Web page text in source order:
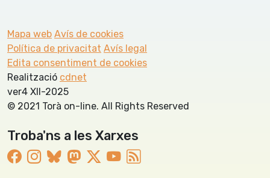
Mapa web Avís de cookies
Política de privacitat Avís legal
Edita consentiment de cookies
Realització cdnet
ver4 XII-2025
© 2021 Torà on-line. All Rights Reserved
Troba'ns a les Xarxes